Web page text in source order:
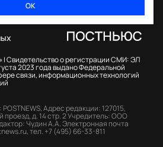
ОК
|Свидетельство о регистрации СМИ: ЭЛ
2023 года выдано Федеральной
связи, информационных технологий
Адрес редакции: 127015,
д. 14 стр. 2Учредитель: ООО
Чудин А.А.Электронная почта
,тел. +7 (495) 66-33-811